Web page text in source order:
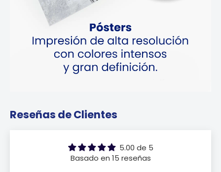
Reseñas de Clientes
5.00 de 5
Basado en 15 reseñas